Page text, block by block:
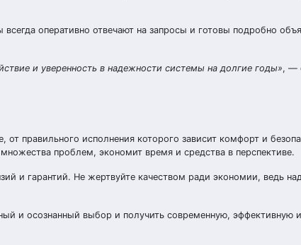
оперативно отвечают на запросы и готовы подробно
и уверенность в надежности системы на долгие годы», —
правильного исполнения которого зависит комфорт и
проблем, экономит время и средства в перспективе.
и гарантий. Не жертвуйте качеством ради экономии, ведь
и осознанный выбор и получить современную, эффективную и